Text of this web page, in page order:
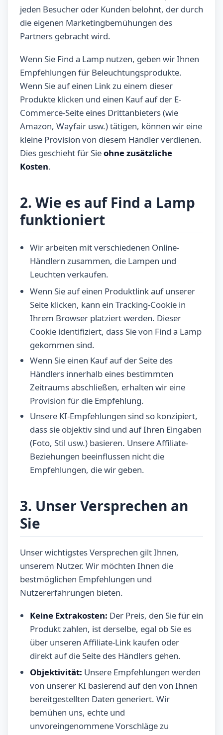
jeden Besucher oder Kunden belohnt, der durch
die eigenen Marketingbemühungen des
Partners gebracht wird.
Wenn Sie Find a Lamp nutzen, geben wir Ihnen
Empfehlungen für Beleuchtungsprodukte.
Wenn Sie auf einen Link zu einem dieser
Produkte klicken und einen Kauf auf der E-
Commerce-Seite eines Drittanbieters (wie
Amazon, Wayfair usw.) tätigen, können wir eine
kleine Provision von diesem Händler verdienen.
Dies geschieht für Sieohne zusätzliche
Kosten.
2. Wie es auf Find a Lamp
funktioniert
Wir arbeiten mit verschiedenen Online-
Händlern zusammen, die Lampen und
Leuchten verkaufen.
Wenn Sie auf einen Produktlink auf unserer
Seite klicken, kann ein Tracking-Cookie in
Ihrem Browser platziert werden. Dieser
Cookie identifiziert, dass Sie von Find a Lamp
gekommen sind.
Wenn Sie einen Kauf auf der Seite des
Händlers innerhalb eines bestimmten
Zeitraums abschließen, erhalten wir eine
Provision für die Empfehlung.
Unsere KI-Empfehlungen sind so konzipiert,
dass sie objektiv sind und auf Ihren Eingaben
(Foto, Stil usw.) basieren. Unsere Affiliate-
Beziehungen beeinflussen nicht die
Empfehlungen, die wir geben.
3. Unser Versprechen an
Sie
Unser wichtigstes Versprechen gilt Ihnen,
unserem Nutzer. Wir möchten Ihnen die
bestmöglichen Empfehlungen und
Nutzererfahrungen bieten.
Keine Extrakosten: Der Preis, den Sie für ein
Produkt zahlen, ist derselbe, egal ob Sie es
über unseren Affiliate-Link kaufen oder
direkt auf die Seite des Händlers gehen.
Objektivität: Unsere Empfehlungen werden
von unserer KI basierend auf den von Ihnen
bereitgestellten Daten generiert. Wir
bemühen uns, echte und
unvoreingenommene Vorschläge zu